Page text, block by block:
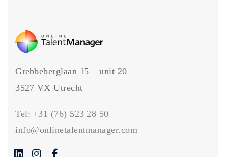
Grebbeberglaan 15 – unit 20
3527 VX Utrecht
Tel: +31 (76) 523 28 50
info@onlinetalentmanager.com